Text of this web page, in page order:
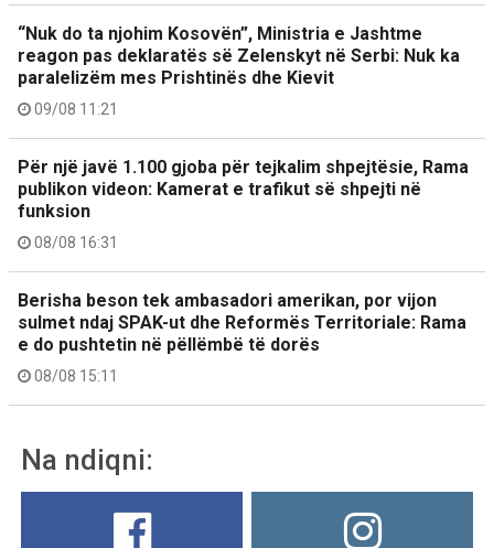
“Nuk do ta njohim Kosovën”, Ministria e Jashtme
reagon pas deklaratës së Zelenskyt në Serbi: Nuk ka
paralelizëm mes Prishtinës dhe Kievit
09/08 11:21
Për një javë 1.100 gjoba për tejkalim shpejtësie, Rama
publikon videon: Kamerat e trafikut së shpejti në
funksion
08/08 16:31
Berisha beson tek ambasadori amerikan, por vijon
sulmet ndaj SPAK-ut dhe Reformës Territoriale: Rama
e do pushtetin në pëllëmbë të dorës
08/08 15:11
Na ndiqni: